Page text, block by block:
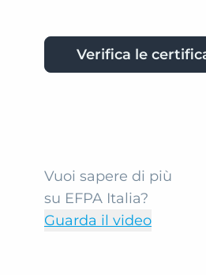
Verifica le
Vuoi sapere di più
su EFPA Italia?
Guarda il video